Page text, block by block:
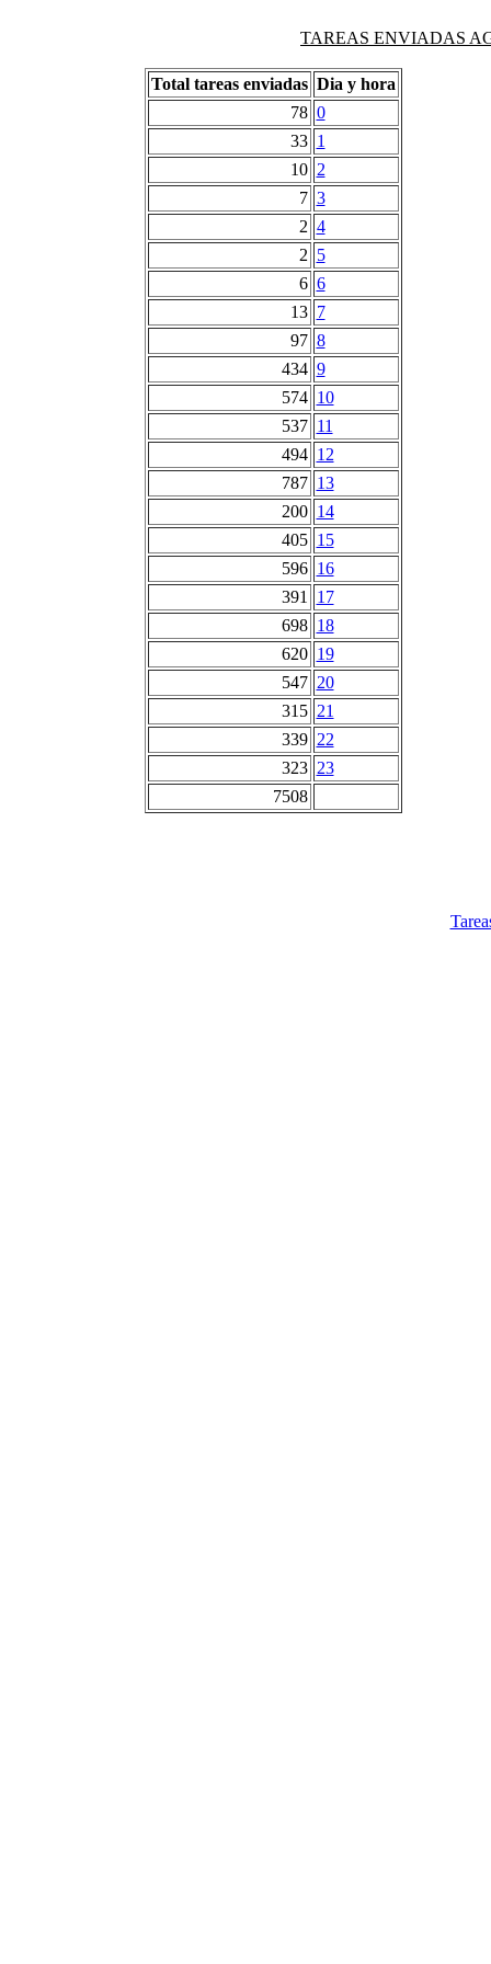
TAREAS ENVIADAS
Total tareas enviadas Dia y hora
78 0
33 1
10 2
7 3
2 4
2 5
6 6
13 7
97 8
434 9
574 10
537 11
494 12
787 13
200 14
405 15
596 16
391
17
698 18
620 19
547 20
315 21
339 22
323 23
7508